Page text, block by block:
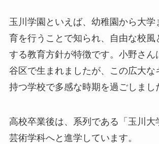
玉川学園といえば、幼稚園から大学
育を行うことで知られ、自由な校風
する教育方針が特徴です。小野さん
谷区で生まれましたが、この広大な
持つ学校で多感な時期を過ごしまし
高校卒業後は、系列である「玉川大
芸術学科へと進学しています。